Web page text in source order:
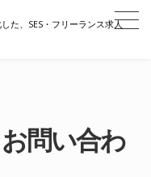
た、SES・フリーランス求人
問い合わ